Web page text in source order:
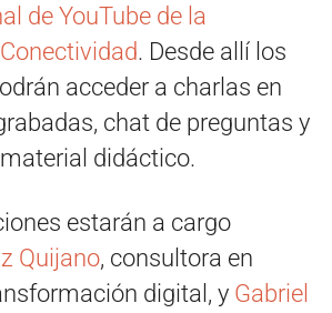
de YouTube de la
. Desde allí los
acceder a charlas en
chat de preguntas y
didáctico.
estarán a cargo
Quijano, consultora en
digital, y Gabriel